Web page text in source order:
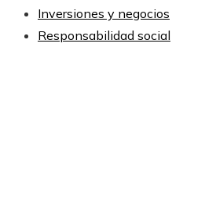
Inversiones y negocios
Responsabilidad social